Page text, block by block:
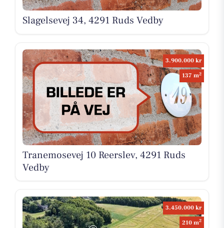
Slagelsevej 34, 4291 Ruds Vedby
3.900.000 kr
137 m2
Tranemosevej 10 Reerslev, 4291 Ruds
Vedby
3.450.000 kr
210 m2